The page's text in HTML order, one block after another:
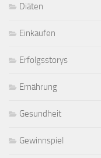
Diäten
Einkaufen
Erfolgsstorys
Ernährung
Gesundheit
Gewinnspiel